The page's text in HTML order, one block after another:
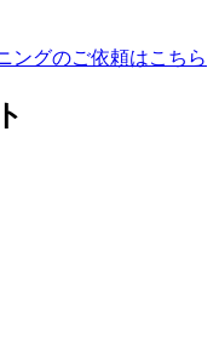
ングのご依頼はこちら